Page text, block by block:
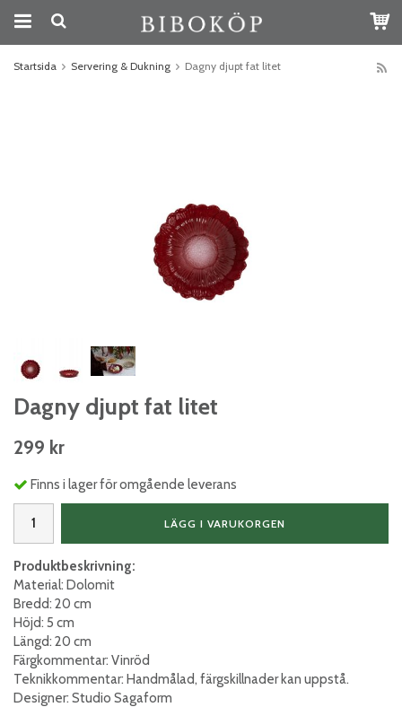
Startsida Servering & Dukning Dagny djupt fat litet
Dagny djupt fat litet
299 kr
Finns i lager för omgående leverans
LÄGG I VARUKORGEN
Produktbeskrivning:
Material: Dolomit
Bredd: 20 cm
Höjd: 5 cm
Längd: 20 cm
Färgkommentar: Vinröd
Teknikkommentar: Handmålad, färgskillnader kan uppstå.
Designer: Studio Sagaform